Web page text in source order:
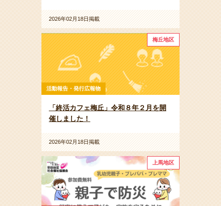
2026年02月18日掲載
梅丘地区
活動報告・発行広報物
「終活カフェ梅丘」令和８年２月を開
催しました！
2026年02月18日掲載
上馬地区